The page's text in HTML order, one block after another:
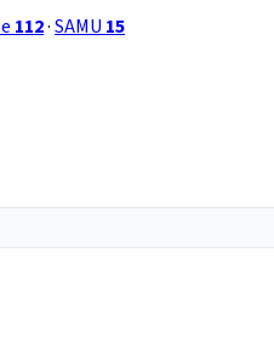
112·SAMU 15